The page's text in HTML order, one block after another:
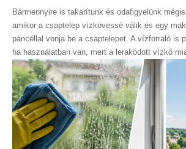
Bármennyire is takarítunk és odafigyelünk
amikor a csaptelep vízkövessé válik és egy
páncéllal vonja be a csaptelepet. A vízforraló is
ha használatban van, mert a lerakódott vízkő